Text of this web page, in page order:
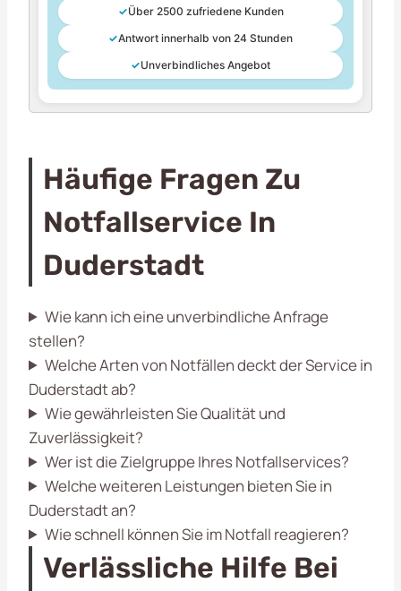
✓Über 2500 zufriedene Kunden
✓Antwort innerhalb von 24 Stunden
✓Unverbindliches Angebot
Häufige Fragen Zu
Notfallservice In
Duderstadt
Wie kann ich eine unverbindliche Anfrage
stellen?
Welche Arten von Notfällen deckt der Service in
Duderstadt ab?
Wie gewährleisten Sie Qualität und
Zuverlässigkeit?
Wer ist die Zielgruppe Ihres Notfallservices?
Welche weiteren Leistungen bieten Sie in
Duderstadt an?
Wie schnell können Sie im Notfall reagieren?
Verlässliche Hilfe Bei